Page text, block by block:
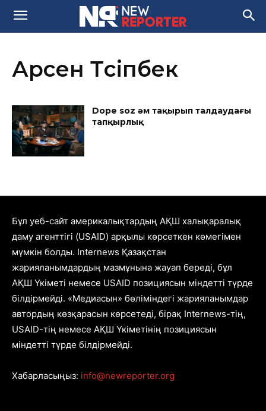
Арсен Түсіпбек
Dope soz һәм тақырып талдаудағы
тапқырлық
Бұл уеб-сайт америкалықтардың АҚШ халықаралық
даму агенттігі (USAID) арқылы көрсеткен көмегімен
мүмкін болды. Internews Қазақстан
жарияланымдардың мазмұнына жауап береді, бұл
АҚШ Үкіметі немесе USAID позициясын міндетті түрде
білдірмейді. «Медиасын» бөліміндегі жарияланымдар
автордың көзқарасын көрсетеді, бірақ Internews-тің,
USAID-тің немесе АҚШ Үкіметінің позициясын
міндетті түрде білдірмейді.
Хабарласыңыз: info@newreporter.org